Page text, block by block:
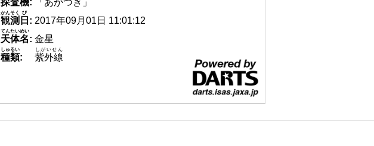
探査機:
「あかつき」
観測
かんそく
日
び
: 2017年09月01日 11:01:12
天体名
てんたいめい
: 金星
種類
しゅるい
: 紫外線
しがいせん